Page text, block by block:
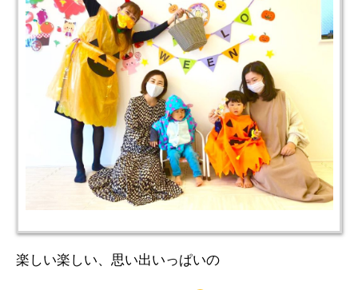
楽しい楽しい、思い出いっぱいの